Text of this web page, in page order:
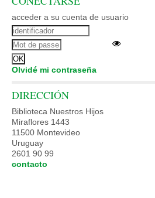
acceder a su cuenta de usuario
Olvidé mi contraseña
DIRECCIÓN
Biblioteca Nuestros Hijos
Miraflores 1443
11500 Montevideo
Uruguay
2601 90 99
contacto